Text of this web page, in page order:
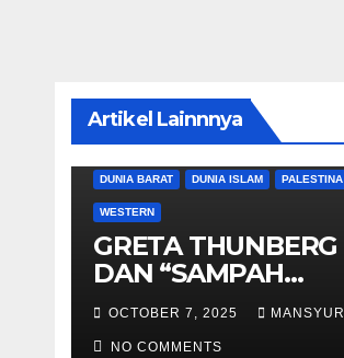
Artikel Lainnnya
DUNIA BARAT DUNIA ISLAM PALESTINA
WESTERN
GRETA THUNBERG
DAN “SAMPAH
BERSORBAN”
OCTOBER 7, 2025 MANSYUR
NO COMMENTS